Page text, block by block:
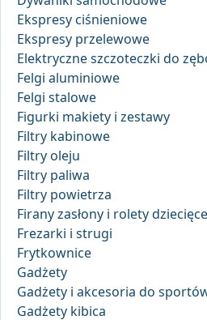
Ekspresy ciśnieniowe
Ekspresy przelewowe
Elektryczne szczoteczki do
Felgi aluminiowe
Felgi stalowe
Figurki makiety i zestawy
Filtry kabinowe
Filtry oleju
Filtry paliwa
Filtry powietrza
Firany zasłony i rolety dziecięce
Frezarki i strugi
Frytkownice
Gadżety
Gadżety i akcesoria do
Gadżety kibica